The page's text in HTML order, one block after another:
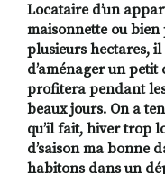
Locataire d’un
maisonnette ou
plusieurs hectares,
d’aménager un
profitera pendant
beaux jours. On a
qu’il fait, hiver trop
d’saison ma bonne
habitons dans un